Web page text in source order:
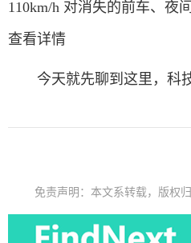
110km/h 对消失的前车、夜
查看详情
今天就先聊到这里，科
免责声明：本文系转载，版权